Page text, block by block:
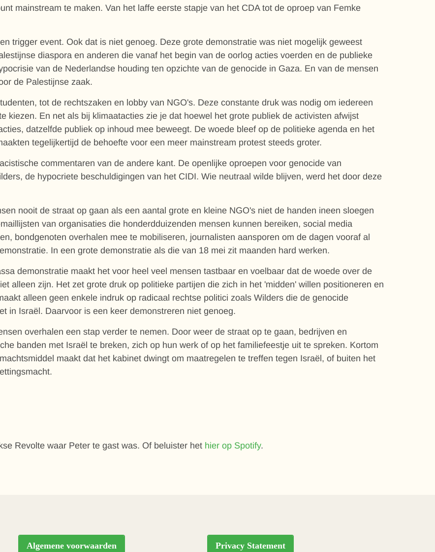
mainstream te maken. Van het laffe eerste stapje van het CDA tot de oproep van Femke
trigger event. Ook dat is niet genoeg. Deze grote demonstratie was niet mogelijk geweest
diaspora en anderen die vanaf het begin van de oorlog acties voerden en de publieke
van de Nederlandse houding ten opzichte van de genocide in Gaza. En van de mensen
de Palestijnse zaak.
tot de rechtszaken en lobby van NGO's. Deze constante druk was nodig om iedereen
kiezen. En net als bij klimaatacties zie je dat hoewel het grote publiek de activisten afwijst
datzelfde publiek op inhoud mee beweegt. De woede bleef op de politieke agenda en het
tegelijkertijd de behoefte voor een meer mainstream protest steeds groter.
commentaren van de andere kant. De openlijke oproepen voor genocide van
de hypocriete beschuldigingen van het CIDI. Wie neutraal wilde blijven, werd het door deze
nooit de straat op gaan als een aantal grote en kleine NGO's niet de handen ineen sloegen
van organisaties die honderdduizenden mensen kunnen bereiken, social media
bondgenoten overhalen mee te mobiliseren, journalisten aansporen om de dagen vooraf al
In een grote demonstratie als die van 18 mei zit maanden hard werken.
demonstratie maakt het voor heel veel mensen tastbaar en voelbaar dat de woede over de
alleen zijn. Het zet grote druk op politieke partijen die zich in het 'midden' willen positioneren en
alleen geen enkele indruk op radicaal rechtse politici zoals Wilders die de genocide
in Israël. Daarvoor is een keer demonstreren niet genoeg.
overhalen een stap verder te nemen. Door weer de straat op te gaan, bedrijven en
banden met Israël te breken, zich op hun werk of op het familiefeestje uit te spreken. Kortom
maakt dat het kabinet dwingt om maatregelen te treffen tegen Israël, of buiten het
Revolte waar Peter te gast was. Of beluister het hier op Spotify.
Algemene voorwaarden Privacy Statement